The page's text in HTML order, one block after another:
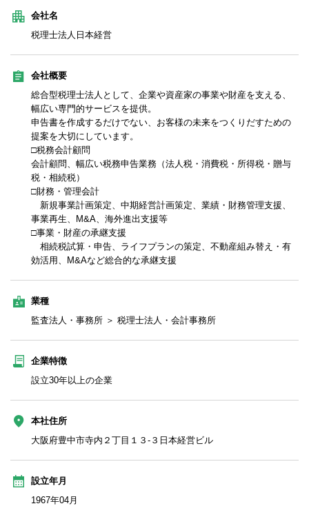
会社名
税理士法人日本経営
会社概要
総合型税理士法人として、企業や資産家の事業や財産を支える、
幅広い専門的サービスを提供。
申告書を作成するだけでない、お客様の未来をつくりだすための
提案を大切にしています。
□税務会計顧問
会計顧問、幅広い税務申告業務（法人税・消費税・所得税・贈与
税・相続税）
□財務・管理会計
新規事業計画策定、中期経営計画策定、業績・財務管理支援、
事業再生、M&A、海外進出支援等
□事業・財産の承継支援
相続税試算・申告、ライフプランの策定、不動産組み替え・有
効活用、M&Aなど総合的な承継支援
業種
監査法人・事務所 ＞ 税理士法人・会計事務所
企業特徴
設立30年以上の企業
本社住所
大阪府豊中市寺内２丁目１３-３日本経営ビル
設立年月
1967年04月